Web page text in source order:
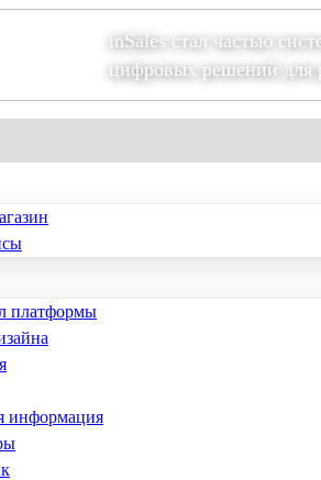
inSales стал частью
цифровых решений для
платформы
информация